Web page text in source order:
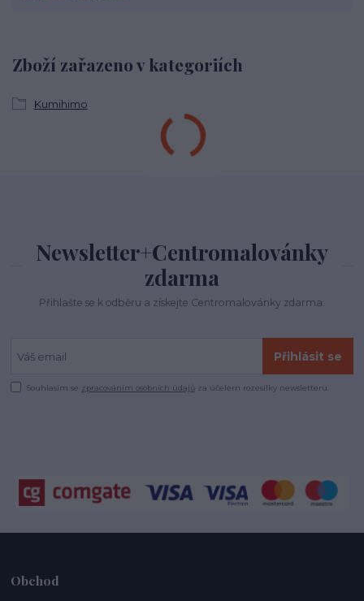
Zboží zařazeno v kategoriích
Kumihimo
Newsletter+Centromalovánky
zdarma
Přihlašte se k odběru a získejte Centromalovánky zdarma.
Přihlásit se
Souhlasím se zpracováním osobních údajů za účelem rozesílky newsletteru.
Obchod